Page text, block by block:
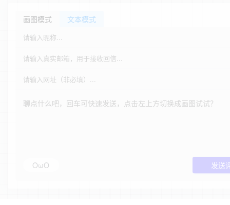
画图模式 文本模式
OωO 发送